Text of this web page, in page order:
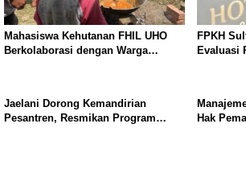
Mahasiswa Kehutanan FHIL UHO
Berkolaborasi dengan Warga
FPKH
Evaluasi
Jaelani Dorong Kemandirian
Pesantren, Resmikan Program
Hak